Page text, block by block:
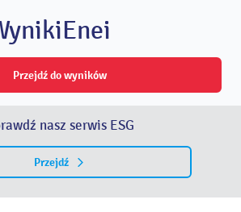
Przejdź do wyników
nasz serwis ESG
Przejdź